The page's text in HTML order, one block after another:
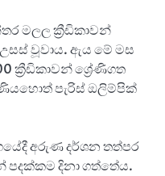
මලල ක්‍රීඩිකාවන්
වූවාය. ඇය මේ මස
ක්‍රීඩිකාවන් ශ්‍රේණිගත
පැරිස් ඔලිම්පික්
අරුණ දර්ශන තත්පර
දිනා ගත්තේය.